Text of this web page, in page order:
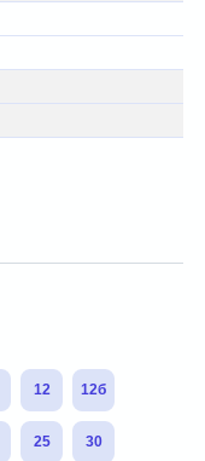
12 12б
25 30